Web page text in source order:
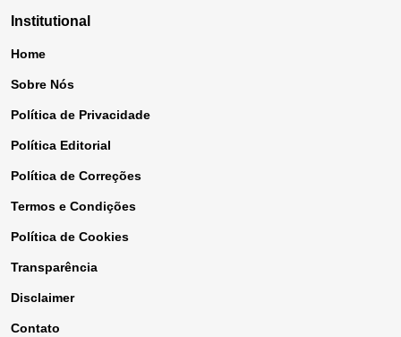
Institutional
Home
Sobre Nós
Política de Privacidade
Política Editorial
Política de Correções
Termos e Condições
Política de Cookies
Transparência
Disclaimer
Contato